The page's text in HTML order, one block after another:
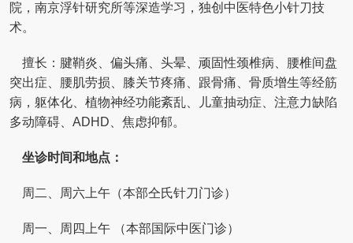
院，南京浮针研究所等深造学习，独创中医特色小针刀技
术。
擅长：腱鞘炎、偏头痛、头晕、顽固性颈椎病、腰椎间盘
突出症、腰肌劳损、膝关节疼痛、跟骨痛、骨质增生等经筋
病，躯体化、植物神经功能紊乱、儿童抽动症、注意力缺陷
多动障碍、ADHD、焦虑抑郁。
坐诊时间和地点：
周二、周六上午（本部仝氏针刀门诊）
周一、周四上午 （本部国际中医门诊）